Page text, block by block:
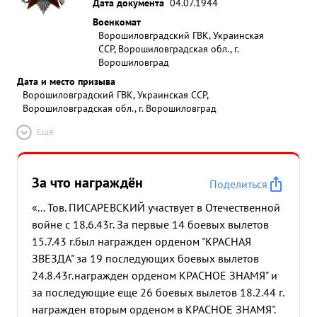
несмотря на сильное зенитное пехоты
противника в районе пятью заходами т.
Писаревский противодействие цель атакована
была уничтожил 1 авто машину, 2 повозки с
боеприпасами и до 10 солдат 12.10. 43 г.
штурмовал артиллерию противника районе Хальг
и высоту 144. Всем на опорном пункте в 16 ВА
объявил благодарность участникам 15.10.43г.
бедержала под этого полета командующий
несмотря на зенитное противодействие наши
ударом части проти получили вника возможность
25 минут форсировать Днепр и заняли няд оп
орных пунктов 17 и 20 10. штурмовал артпозиции
в районе Лоев Несмотря на на переднем крас
обороны против шка то что прикрывалась
сильным артиллерии противника задание было
Военкомат
Ворошиловградский ГВК, Украинская
ССР, Ворошиловградская обл., г.
Ворошиловград
Дата и место призыва
Ворошиловградский ГВК, Украинская ССР,
Ворошиловградская обл., г. Ворошиловград
Ещё
За что награждён
Поделиться
«... Тов. ПИСАРЕВСКИЙ участвует в Отечественной
войне с 18.6.43г. За первые 14 боевых вылетов
15.7.43 г.был награжден орденом "КРАСНАЯ
ЗВЕЗДА" за 19 последующих боевых вылетов
24.8.43г.награжден орденом КРАСНОЕ ЗНАМЯ" и
за последующие еще 26 боевых вылетов 18.2.44 г.
награжден вторым орденом в КРАСНОЕ ЗНАМЯ".